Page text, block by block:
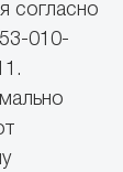
согласно
010-